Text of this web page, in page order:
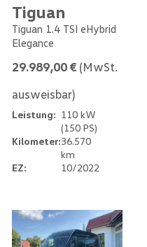
Tiguan
Tiguan 1.4 TSI eHybrid
Elegance
29.989,00 € (MwSt.
ausweisbar)
Leistung: 110 kW
(150 PS)
Kilometer:36.570
km
EZ:
10/2022